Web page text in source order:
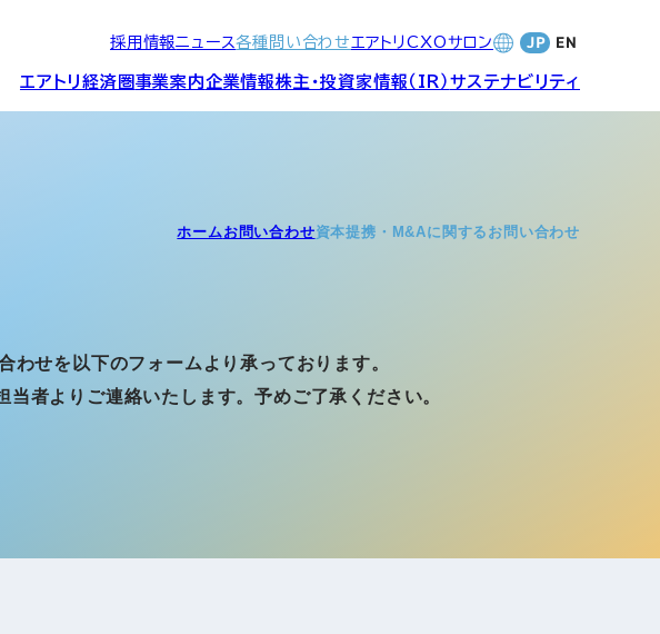
採用情報ニュース各種問い合わせ エアトリCXOサロン
エアトリ経済圏 事業案内
Wi-Fiレンタル事業
企業情報
社長メッセージ
株主・投資家情報（IR）
ィスクロージャーポリ
よくあるご質問
サステナビリティ
SDGsへの取り組み
ホームお問い合わせ資本提携・M&Aに関するお問い合わせ
せを以下のフォームより承っております。
者よりご連絡いたします。予めご了承ください。